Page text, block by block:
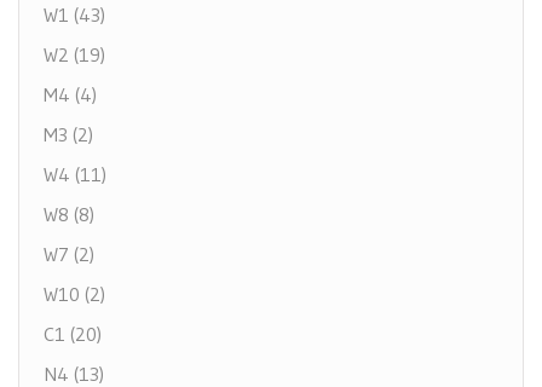
W1 (43)
W2 (19)
M4 (4)
M3 (2)
W4 (11)
W8 (8)
W7 (2)
W10 (2)
C1 (20)
N4 (13)